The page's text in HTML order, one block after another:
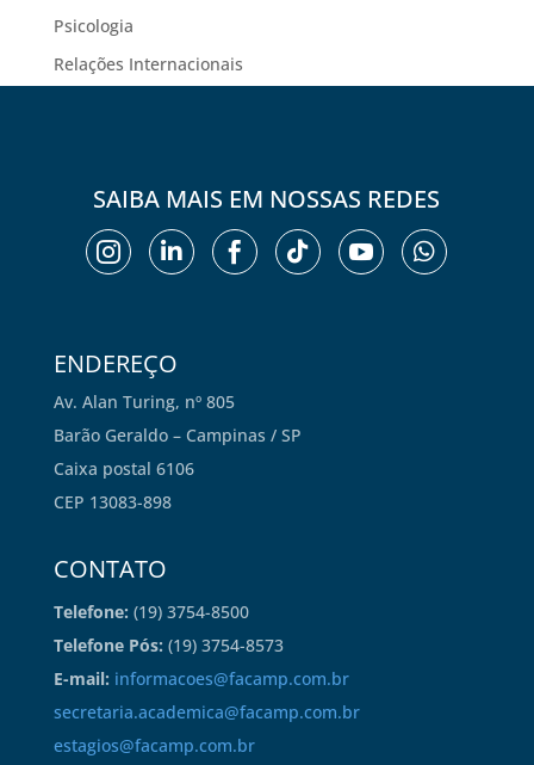
Psicologia
Relações Internacionais
SAIBA MAIS EM NOSSAS REDES
     
ENDEREÇO
Av. Alan Turing, nº 805
Barão Geraldo – Campinas / SP
Caixa postal 6106
CEP 13083-898
CONTATO
Telefone: (19) 3754-8500
Telefone Pós: (19) 3754-8573
E-mail: informacoes@facamp.com.br
secretaria.academica@facamp.com.br
estagios@facamp.com.br